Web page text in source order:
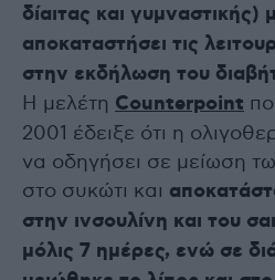
δίαιτας και γυμναστικής)
αποκαταστήσει τις
στην εκδήλωση του
Η μελέτη Counterpoint
2001 έδειξε ότι η
να οδηγήσει σε μείωση
στο συκώτι και
στην ινσουλίνη και του
μόλις 7 ημέρες, ενώ σε